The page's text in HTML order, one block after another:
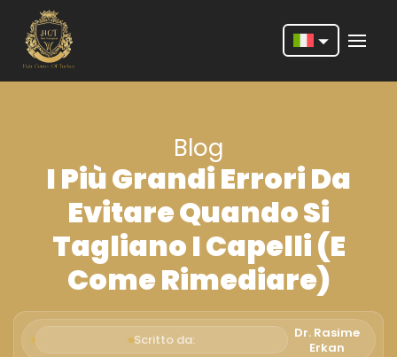
Deutsch
Português
Español
Türkçe
Italiano
Blog
I Più Grandi Errori Da
Evitare Quando Si
Tagliano I Capelli (e
Come Rimediare)
Scritto da:
Dr. Rasime
Erkan